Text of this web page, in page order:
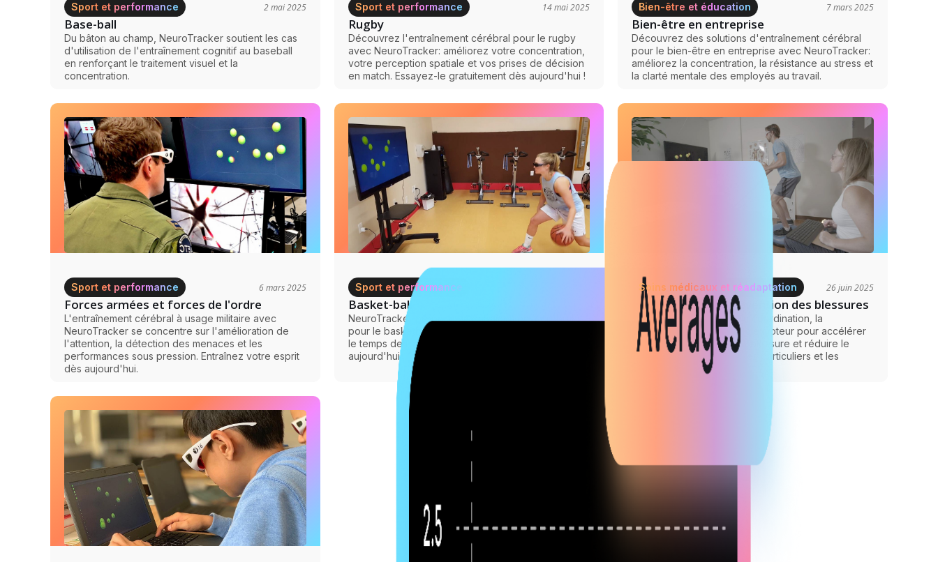
Sport et performance 2 mai 2025
Base-ball
Du bâton au champ, NeuroTracker soutient les cas
d'utilisation de l'entraînement cognitif au baseball
en renforçant le traitement visuel et la
concentration.
Sport et performance 14 mai 2025
Rugby
Découvrez l'entraînement cérébral pour le rugby
avec NeuroTracker: améliorez votre concentration,
votre perception spatiale et vos prises de décision
en match. Essayez-le gratuitement dès aujourd'hui !
Bien-être et éducation 7 mars 2025
Bien-être en entreprise
Découvrez des solutions d'entraînement cérébral
pour le bien-être en entreprise avec NeuroTracker:
améliorez la concentration, la résistance au stress et
la clarté mentale des employés au travail.
Sport et performance 6 mars 2025
Forces armées et forces de l'ordre
L'entraînement cérébral à usage militaire avec
NeuroTracker se concentre sur l'amélioration de
l'attention, la détection des menaces et les
performances sous pression. Entraînez votre esprit
dès aujourd'hui.
Sport et performance
Basket-ball
NeuroTracker propose un entraînement cérébral
pour le basketball, améliorant la vivacité d'esprit et
le temps de réaction. Entraînez votre cerveau dès
aujourd'hui.
Soins médicaux et réadaptation 26 juin 2025
Récupération et prévention des blessures
NeuroTracker améliore la coordination, la
concentration et le contrôle moteur pour accélérer
la rééducation après une blessure et réduire le
risque de récidive chez les particuliers et les
professionnels.